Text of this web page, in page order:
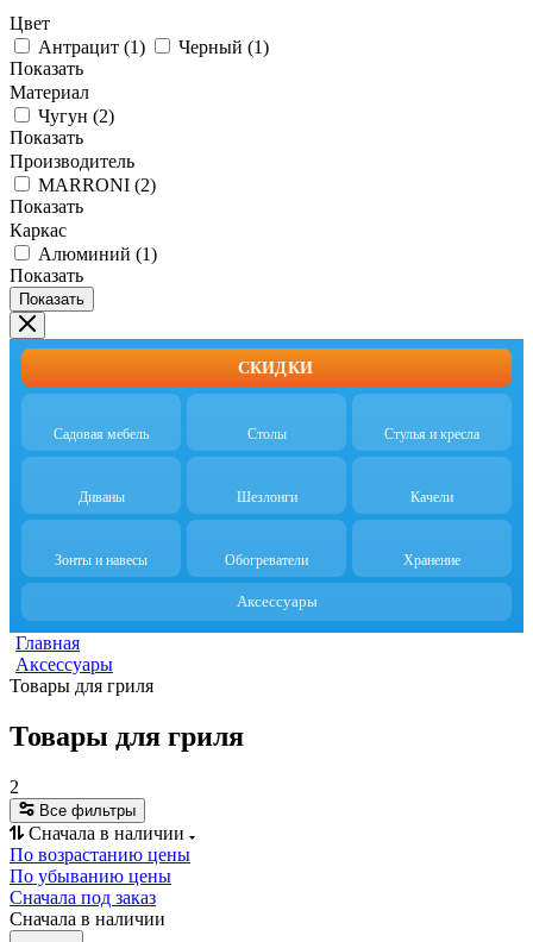
Цвет
Антрацит (1) Черный (1)
Показать
Материал
Чугун (2)
Показать
Производитель
MARRONI (2)
Показать
Каркас
Алюминий (1)
Показать
Показать
СКИДКИ
Садовая мебель Столы Стулья и кресла
Диваны Шезлонги Качели
Зонты и навесы Обогреватели Хранение
Аксессуары
Главная
Аксессуары
Товары для гриля
Товары для гриля
2
Все фильтры
Сначала в наличии
По возрастанию цены
По убыванию цены
Сначала под заказ
Сначала в наличии